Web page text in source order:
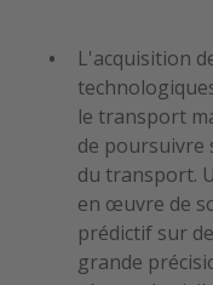
L'acquisition
le transport
de poursuivre
du transport.
en œuvre de
prédictif sur
grande